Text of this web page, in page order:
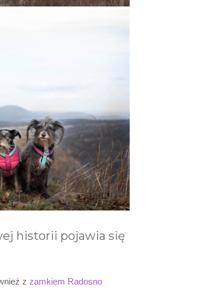
historii pojawia się
z zamkiem Radosno